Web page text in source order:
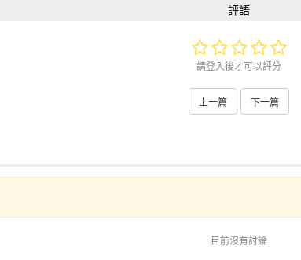
評語
請登入後才可以評分
上一篇 下一篇
目前沒有討論